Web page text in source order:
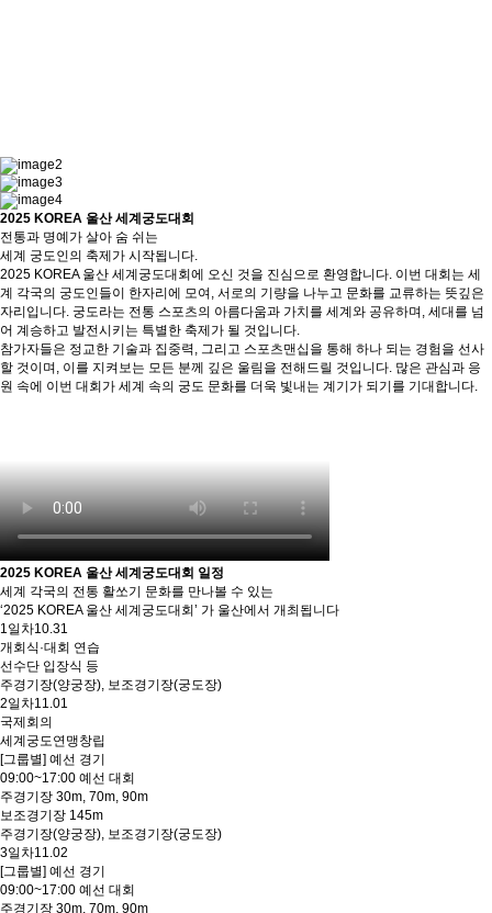
2025 KOREA 울산 세계궁도대회
전통과 명예가 살아 숨 쉬는
세계 궁도인의 축제가 시작됩니다.
2025 KOREA 울산 세계궁도대회에 오신 것을 진심으로 환영합니다. 이번 대회는 세
계 각국의 궁도인들이 한자리에 모여, 서로의 기량을 나누고 문화를 교류하는 뜻깊은
자리입니다. 궁도라는 전통 스포츠의 아름다움과 가치를 세계와 공유하며, 세대를 넘
어 계승하고 발전시키는 특별한 축제가 될 것입니다.
참가자들은 정교한 기술과 집중력, 그리고 스포츠맨십을 통해 하나 되는 경험을 선사
할 것이며, 이를 지켜보는 모든 분께 깊은 울림을 전해드릴 것입니다. 많은 관심과 응
원 속에 이번 대회가 세계 속의 궁도 문화를 더욱 빛내는 계기가 되기를 기대합니다.
2025 KOREA 울산 세계궁도대회 일정
세계 각국의 전통 활쏘기 문화를 만나볼 수 있는
‘2025 KOREA 울산 세계궁도대회’ 가 울산에서 개최됩니다
1일차10.31
개회식·대회 연습
선수단 입장식 등
주경기장(양궁장), 보조경기장(궁도장)
2일차11.01
국제회의
세계궁도연맹창립
[그룹별] 예선 경기
09:00~17:00 예선 대회
주경기장 30m, 70m, 90m
보조경기장 145m
주경기장(양궁장), 보조경기장(궁도장)
3일차11.02
[그룹별] 예선 경기
09:00~17:00 예선 대회
주경기장 30m, 70m, 90m